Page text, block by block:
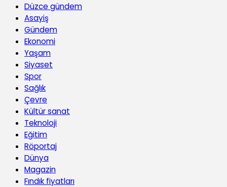
Düzce gündem
Asayiş
Gündem
Ekonomi
Yaşam
Siyaset
Spor
Sağlık
Çevre
Kültür sanat
Teknoloji
Eğitim
Röportaj
Dünya
Magazin
Fındık fiyatları